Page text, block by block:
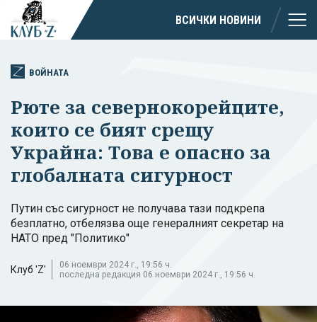
ВСИЧКИ НОВИНИ
ВОЙНАТА
Рюте за севернокорейците,
които се бият срещу
Украйна: Това е опасно за
глобалната сигурност
Путин със сигурност не получава тази подкрепа
безплатно, отбелязва още генералният секретар на
НАТО пред "Политико"
Клуб 'Z'
06 ноември 2024 г., 19:56 ч.
последна редакция 06 ноември 2024 г., 19:56 ч.